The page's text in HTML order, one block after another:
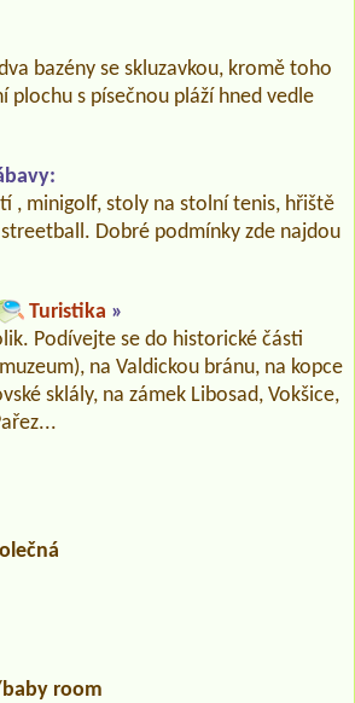
bazény se skluzavkou, kromě toho
plochu s písečnou pláží hned vedle
, minigolf, stoly na stolní tenis, hřiště
Dobré podmínky zde najdou
Turistika »
Podívejte se do historické části
na Valdickou bránu, na kopce
sklály, na zámek Libosad, Vokšice,
room